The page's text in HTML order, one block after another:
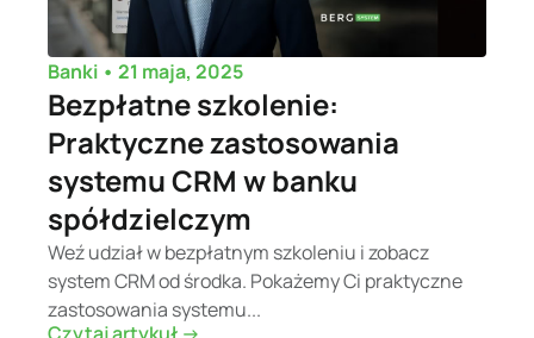
Banki • 21 maja, 2025
Bezpłatne szkolenie:
Praktyczne zastosowania
systemu CRM w banku
spółdzielczym
Weź udział w bezpłatnym szkoleniu i zobacz
system CRM od środka. Pokażemy Ci praktyczne
zastosowania systemu...